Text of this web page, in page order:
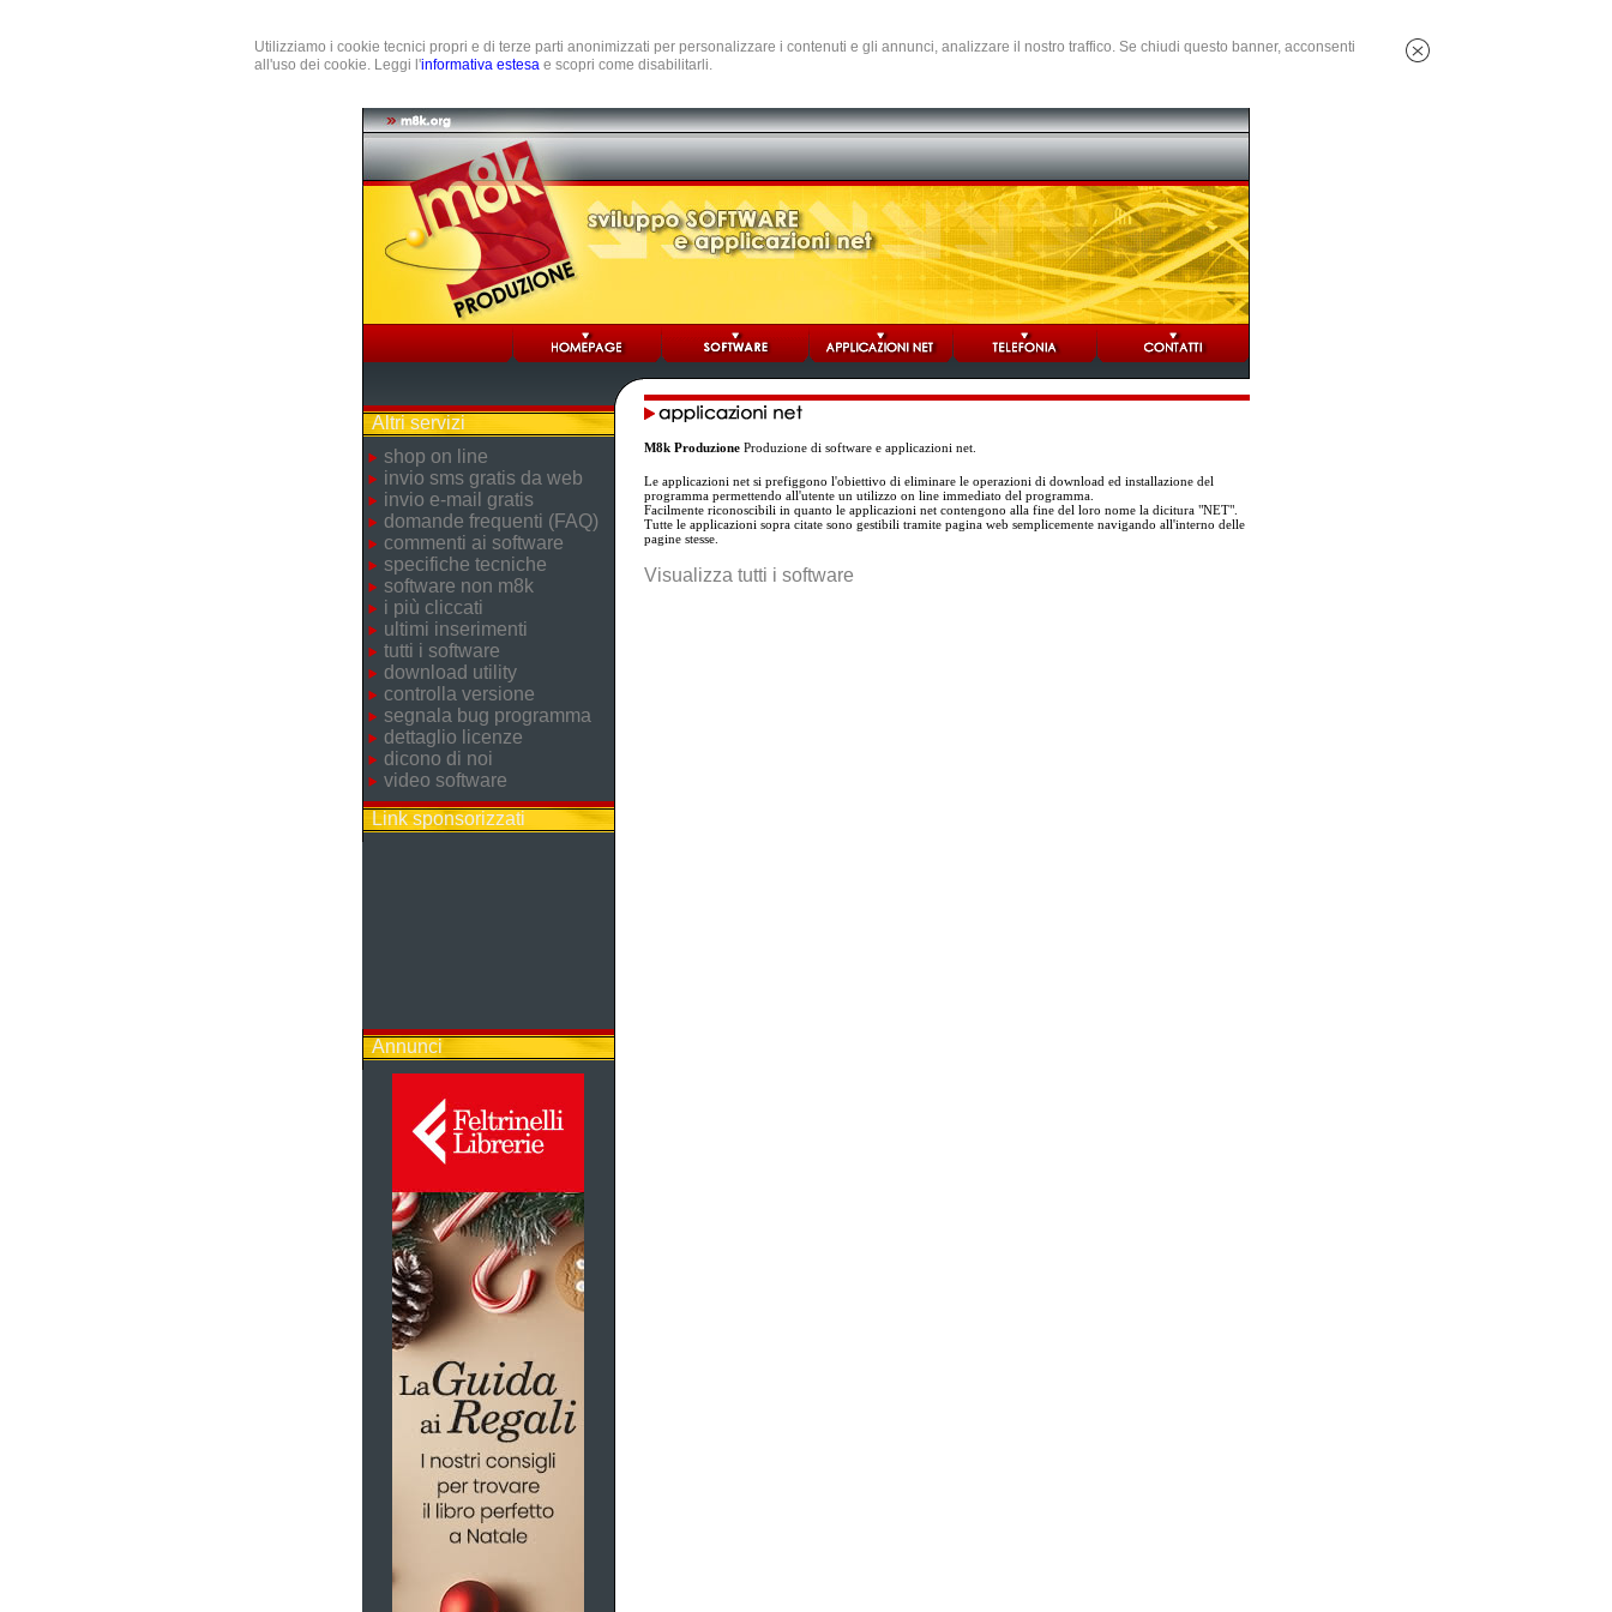
Utilizziamo i cookie tecnici propri e di terze parti anonimizzati per personalizzare i contenuti e gli annunci, analizzare il nostro traffico. Se chiudi questo banner, acconsenti
all'uso dei cookie. Leggi l'informativa estesa e scopri come disabilitarli.
Altri servizi
shop on line
invio sms gratis da web
invio e-mail gratis
domande frequenti (FAQ)
commenti ai software
specifiche tecniche
software non m8k
i più cliccati
ultimi inserimenti
tutti i software
download utility
controlla versione
segnala bug programma
dettaglio licenze
dicono di noi
video software
Link sponsorizzati
Annunci
M8k Produzione Produzione di software e applicazioni net.
Le applicazioni net si prefiggono l'obiettivo di eliminare le operazioni di download ed installazione del
programma permettendo all'utente un utilizzo on line immediato del programma.
Facilmente riconoscibili in quanto le applicazioni net contengono alla fine del loro nome la dicitura "NET".
Tutte le applicazioni sopra citate sono gestibili tramite pagina web semplicemente navigando all'interno delle
pagine stesse.
Visualizza tutti i software